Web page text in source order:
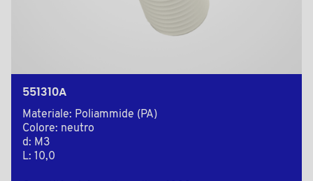
551310A
Materiale: Poliammide (PA)
Colore: neutro
d: M3
L: 10,0